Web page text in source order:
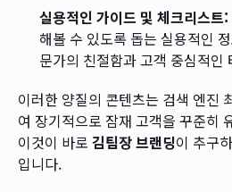
실용적인 가이드 및 체크리스트:
해볼 수 있도록 돕는 실용적인
문가의 친절함과 고객 중심적인
이러한 양질의 콘텐츠는 검색 엔진
여 장기적으로 잠재 고객을 꾸준히
이것이 바로 김팀장 브랜딩이 추구
입니다.